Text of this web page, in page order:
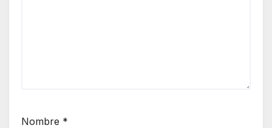
Nombre *